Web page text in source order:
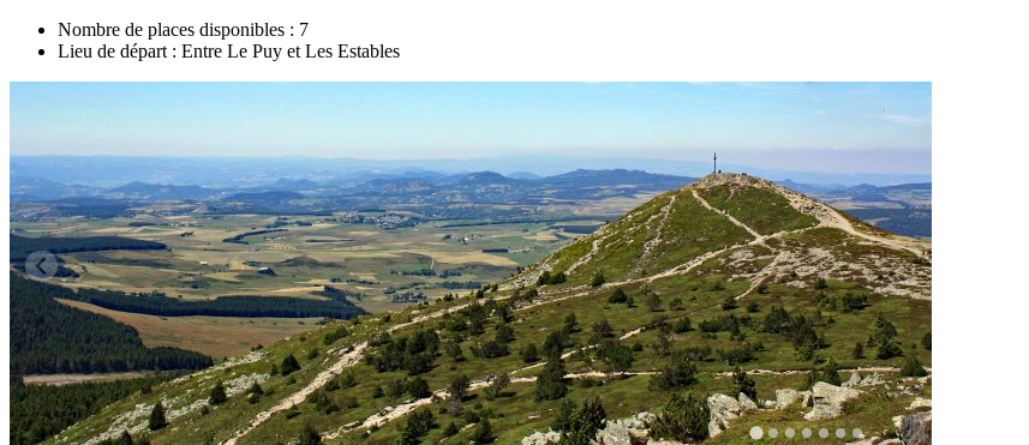
Nombre de places disponibles : 7
Lieu de départ : Entre Le Puy et Les Estables